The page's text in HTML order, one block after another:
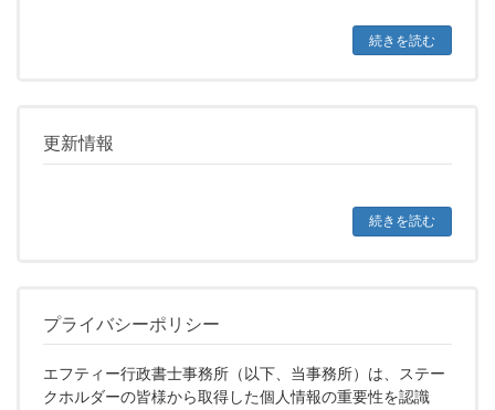
続きを読む
更新情報
続きを読む
プライバシーポリシー
エフティー行政書士事務所（以下、当事務所）は、ステー
クホルダーの皆様から取得した個人情報の重要性を認識